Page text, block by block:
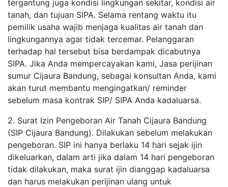
tergantung juga kondisi lingkungan sekitar, kondisi air
tanah, dan tujuan SIPA. Selama rentang waktu itu
pemilik usaha wajib menjaga kualitas air tanah dan
lingkungannya agar tidak tercemar. Pelanggaran
terhadap hal tersebut bisa berdampak dicabutnya
SIPA. Jika Anda mempercayakan kami, Jasa perijinan
sumur Cijaura Bandung, sebagai konsultan Anda, kami
akan turut membantu mengingatkan/ reminder
sebelum masa kontrak SIP/ SIPA Anda kadaluarsa.
2. Surat Izin Pengeboran Air Tanah Cijaura Bandung
(SIP Cijaura Bandung). Dilakukan sebelum melakukan
pengeboran. SIP ini hanya berlaku 14 hari sejak ijin
dikeluarkan, dalam arti jika dalam 14 hari pengeboran
tidak dilakukan, maka surat ijin dianggap kadaluarsa
dan harus melakukan perijinan ulang untuk